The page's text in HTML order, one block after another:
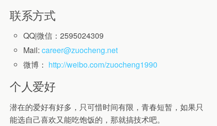
联系方式
QQ|微信：2595024309
Mail:career@zuocheng.net
微博： http://weibo.com/zuocheng1990
个人爱好
潜在的爱好有好多，只可惜时间有限，青春短暂，如果只
能选自己喜欢又能吃饱饭的，那就搞技术吧。